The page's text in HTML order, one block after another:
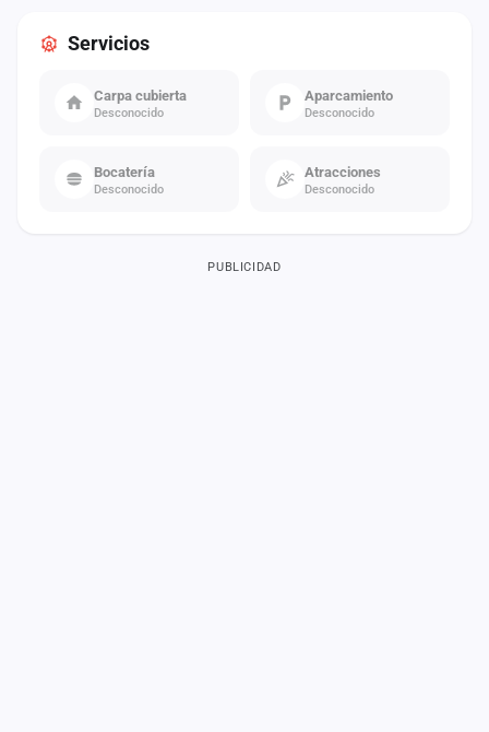
Servicios
Carpa cubierta
Desconocido
Aparcamiento
Desconocido
Bocatería
Desconocido
Atracciones
Desconocido
PUBLICIDAD